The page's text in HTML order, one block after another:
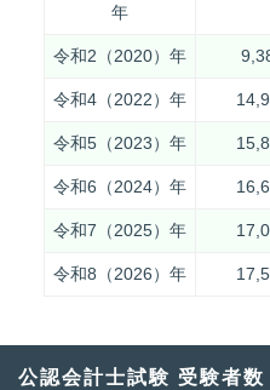
年
令和2（2020）年
令和4（2022）年
令和5（2023）年
令和6（2024）年
令和7（2025）年
令和8（2026）年
公認会計士試験 受験者